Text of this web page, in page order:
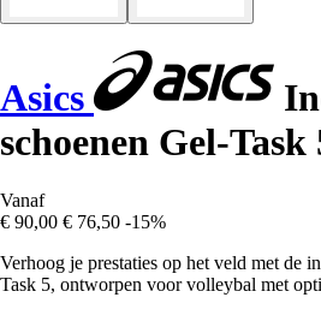
Asics
schoenen Gel-Task
Vanaf
€ 90,00 € 76,50 -15%
Verhoog je prestaties op het veld met de
Task 5, ontworpen voor volleybal met